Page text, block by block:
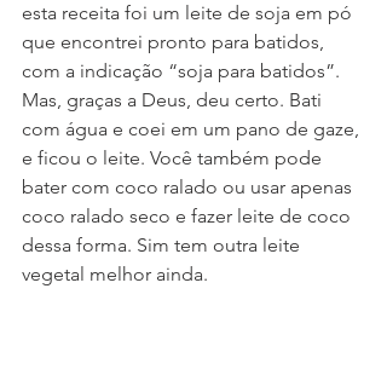
esta receita foi um leite de soja em pó
que encontrei pronto para batidos,
com a indicação “soja para batidos”.
Mas, graças a Deus, deu certo. Bati
com água e coei em um pano de gaze,
e ficou o leite. Você também pode
bater com coco ralado ou usar apenas
coco ralado seco e fazer leite de coco
dessa forma. Sim tem outra leite
vegetal melhor ainda.